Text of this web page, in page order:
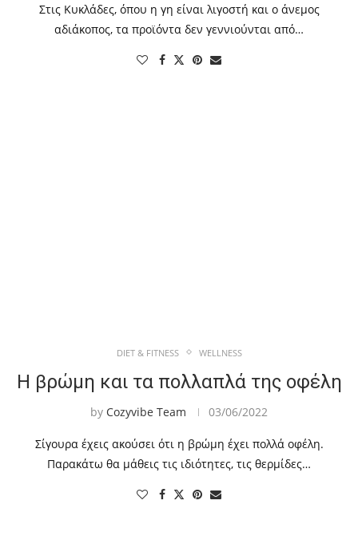
Στις Κυκλάδες, όπου η γη είναι λιγοστή και ο άνεμος
αδιάκοπος, τα προϊόντα δεν γεννιούνται από…
DIET & FITNESS WELLNESS
Η βρώμη και τα πολλαπλά της οφέλη
by Cozyvibe Team 03/06/2022
Σίγουρα έχεις ακούσει ότι η βρώμη έχει πολλά οφέλη.
Παρακάτω θα μάθεις τις ιδιότητες, τις θερμίδες…